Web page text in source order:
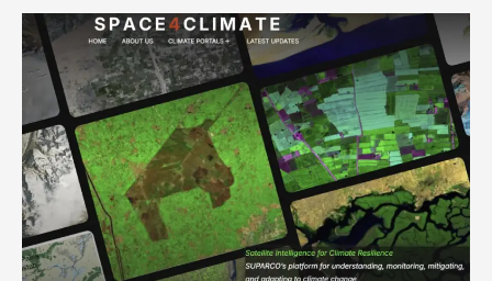
سپارکو
گلگت
بلتستان
میں
”Space4Climate“
پر
دوسرے
علاقائی
سمپوزیم
کی
میزبانی